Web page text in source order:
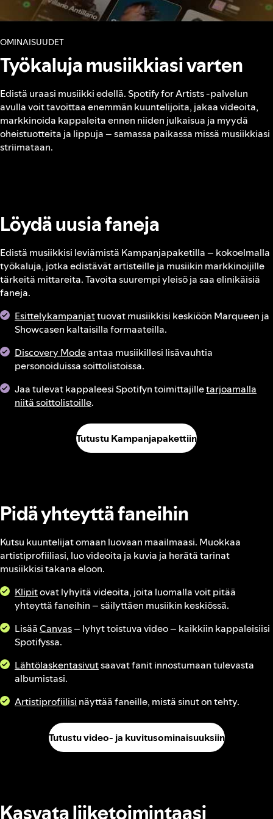
OMINAISUUDET
Työkaluja musiikkiasi varten
Edistä uraasi musiikki edellä. Spotify for Artists ‑palvelun
avulla voit tavoittaa enemmän kuuntelijoita, jakaa videoita,
markkinoida kappaleita ennen niiden julkaisua ja myydä
oheistuotteita ja lippuja – samassa paikassa missä musiikkiasi
striimataan.
Löydä uusia faneja
Edistä musiikkisi leviämistä Kampanjapaketilla – kokoelmalla
työkaluja, jotka edistävät artisteille ja musiikin markkinoijille
tärkeitä mittareita. Tavoita suurempi yleisö ja saa elinikäisiä
faneja.
Esittelykampanjattuovat musiikkisi keskiöön Marqueen ja
Showcasen kaltaisilla formaateilla.
Discovery Modeantaa musiikillesi lisävauhtia
personoiduissa soittolistoissa.
Jaa tulevat kappaleesi Spotifyn toimittajilletarjoamalla
niitä soittolistoille.
Tutustu Kampanjapakettiin
Pidä yhteyttä faneihin
Kutsu kuuntelijat omaan luovaan maailmaasi. Muokkaa
artistiprofiiliasi, luo videoita ja kuvia ja herätä tarinat
musiikkisi takana eloon.
Klipitovat lyhyitä videoita, joita luomalla voit pitää
yhteyttä faneihin – säilyttäen musiikin keskiössä.
LisääCanvas– lyhyt toistuva video – kaikkiin kappaleisiisi
Spotifyssa.
Lähtölaskentasivutsaavat fanit innostumaan tulevasta
albumistasi.
Artistiprofiilisi näyttää faneille, mistä sinut on tehty.
Tutustu video- ja kuvitusominaisuuksiin
Kasvata liiketoimintaasi